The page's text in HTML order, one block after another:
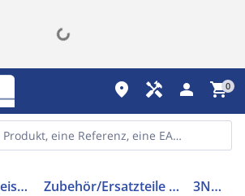
place handyman person shopping_cart0
Leistungsschalter Zubehör/Ersatzteile für Niederspannungs-Schalttechnik 3NP19631GB45